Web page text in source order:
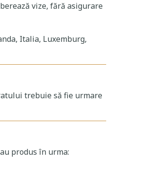
vize, fără asigurare
Italia, Luxemburg,
trebuie să fie urmare
produs în urma: